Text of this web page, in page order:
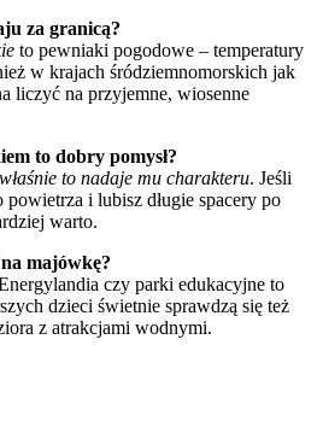
za granicą?
to pewniaki pogodowe – temperatury
w krajach śródziemnomorskich jak
liczyć na przyjemne, wiosenne
to dobry pomysł?
właśnie to nadaje mu charakteru. Jeśli
powietrza i lubisz długie spacery po
warto.
majówkę?
czy parki edukacyjne to
dzieci świetnie sprawdzą się też
z atrakcjami wodnymi.